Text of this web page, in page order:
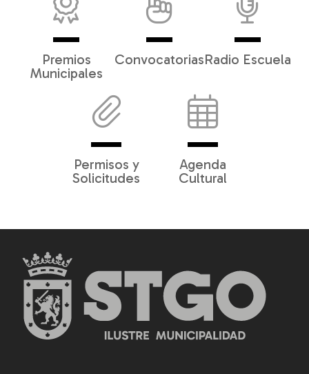
Premios
Municipales
ConvocatoriasRadio Escuela
Permisos y
Solicitudes
Agenda
Cultural